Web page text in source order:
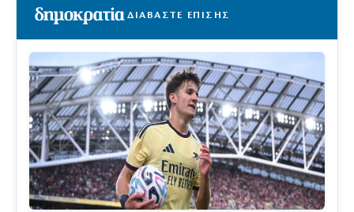
ΔΙΑΒΑΣΤΕ ΕΠΙΣΗΣ